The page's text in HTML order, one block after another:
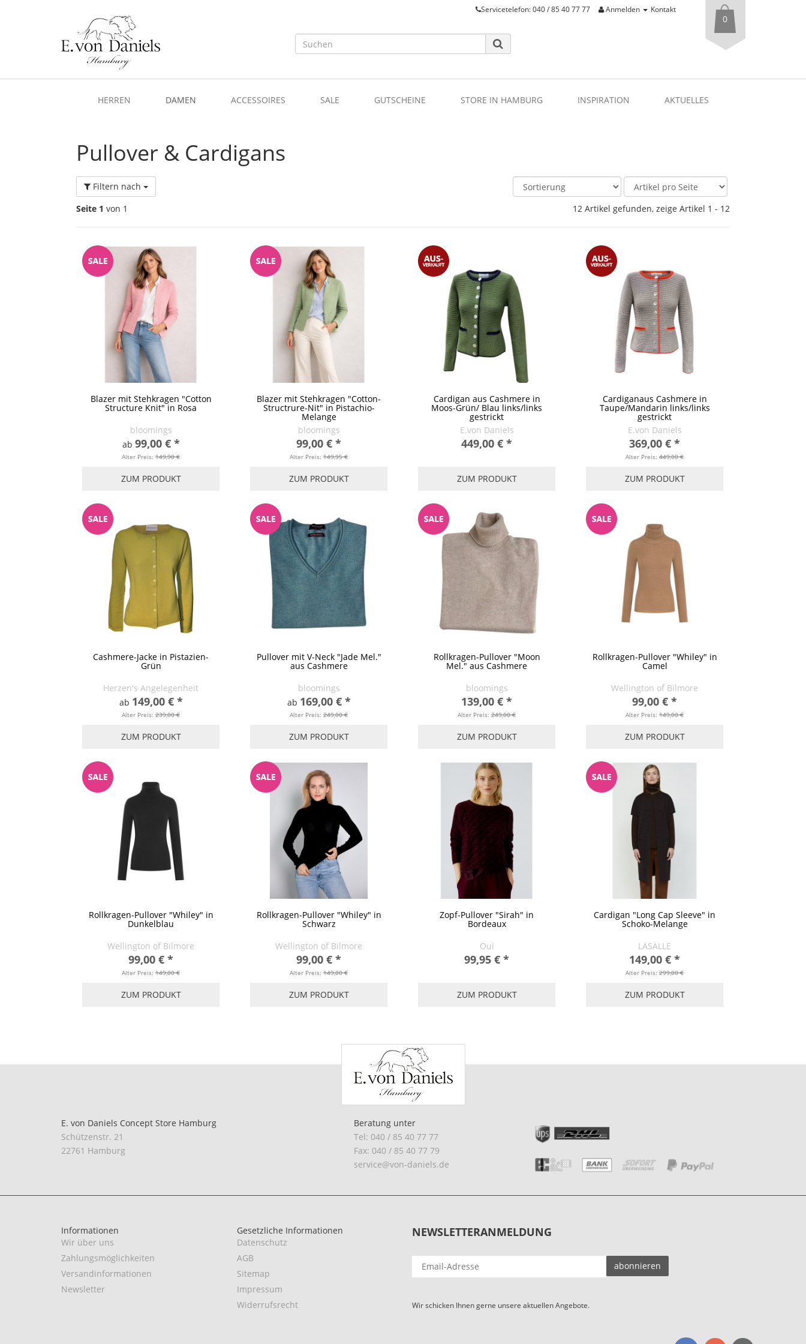
Kontakt
Servicetelefon: 040 / 85 40 77 77 Anmelden
0
HERREN DAMEN ACCESSOIRES SALE GUTSCHEINE STORE IN HAMBURG INSPIRATION AKTUELLES
Pullover & Cardigans
Filtern nach
Seite 1 von 1 12 Artikel gefunden, zeige Artikel 1 - 12
Blazer mit Stehkragen "Cotton
Structure Knit" in Rosa
bloomings
ab 99,00 € *
Alter Preis: 149,90 €
ZUM PRODUKT
Blazer mit Stehkragen "Cotton-
Structrure-Nit" in Pistachio-
Melange
bloomings
99,00 € *
Alter Preis: 149,95 €
ZUM PRODUKT
Cardigan aus Cashmere in
Moos-Grün/ Blau links/links
gestrickt
E.von Daniels
449,00 € *
ZUM PRODUKT
Cardiganaus Cashmere in
Taupe/Mandarin links/links
gestrickt
E.von Daniels
369,00 € *
Alter Preis: 449,00 €
ZUM PRODUKT
Cashmere-Jacke in Pistazien-
Grün
Herzen's Angelegenheit
ab 149,00 € *
Alter Preis: 239,00 €
ZUM PRODUKT
Pullover mit V-Neck "Jade Mel."
aus Cashmere
bloomings
ab 169,00 € *
Alter Preis: 249,00 €
ZUM PRODUKT
Rollkragen-Pullover "Moon
Mel." aus Cashmere
bloomings
139,00 € *
Alter Preis: 249,00 €
ZUM PRODUKT
Rollkragen-Pullover "Whiley" in
Camel
Wellington of Bilmore
99,00 € *
Alter Preis: 149,00 €
ZUM PRODUKT
Rollkragen-Pullover "Whiley" in
Dunkelblau
Wellington of Bilmore
99,00 € *
Alter Preis: 149,00 €
ZUM PRODUKT
Rollkragen-Pullover "Whiley" in
Schwarz
Wellington of Bilmore
99,00 € *
Alter Preis: 149,00 €
ZUM PRODUKT
Zopf-Pullover "Sirah" in
Bordeaux
Oui
99,95 € *
ZUM PRODUKT
Cardigan "Long Cap Sleeve" in
Schoko-Melange
LASALLE
149,00 € *
Alter Preis: 299,00 €
ZUM PRODUKT
E. von Daniels Concept Store Hamburg
Schützenstr. 21
22761 Hamburg
Beratung unter
Tel: 040 / 85 40 77 77
Fax: 040 / 85 40 77 79
service@von-daniels.de
Informationen
Wir über uns
Zahlungsmöglichkeiten
Versandinformationen
Newsletter
Gesetzliche Informationen
Datenschutz
AGB
Sitemap
Impressum
Widerrufsrecht
NEWSLETTERANMELDUNG
EMAIL-
ADRESSE
abonnieren
Wir schicken Ihnen gerne unsere aktuellen Angebote.